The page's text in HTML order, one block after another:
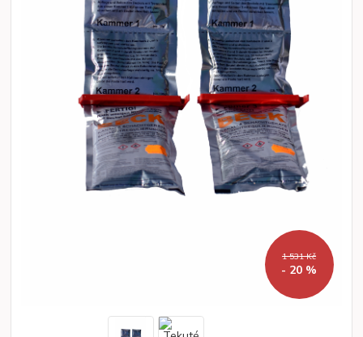
1 531 Kč
- 20 %